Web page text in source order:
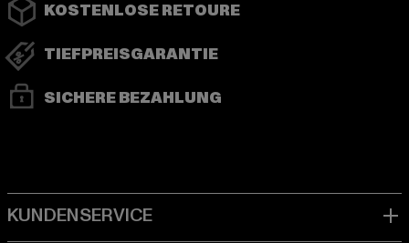
KOSTENLOSE RETOURE
TIEFPREISGARANTIE
SICHERE BEZAHLUNG